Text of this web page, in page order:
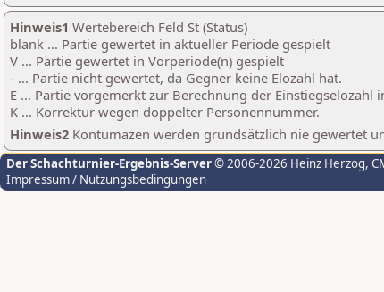
Hinweis1 Wertebereich Feld St (Status)
blank ... Partie gewertet in aktueller Periode gespielt
V ... Partie gewertet in Vorperiode(n) gespielt
- ... Partie nicht gewertet, da Gegner keine Elozahl hat.
E ... Partie vorgemerkt zur Berechnung der Einstiegselozahl
K ... Korrektur wegen doppelter Personennummer.
Hinweis2 Kontumazen werden grundsätzlich nie gewertet
Der Schachturnier-Ergebnis-Server© 2006-2026 Heinz Herzog,
Impressum / Nutzungsbedingungen